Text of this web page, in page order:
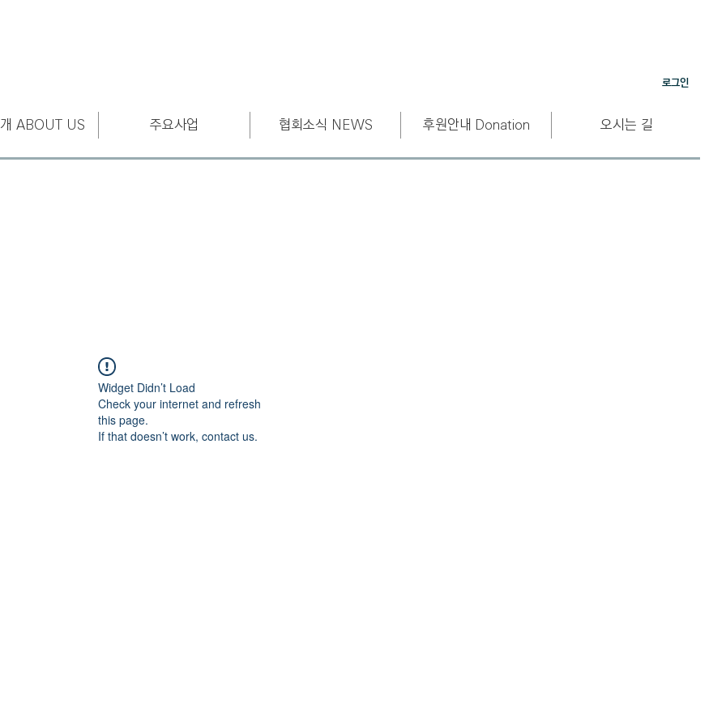
ABOUT US 주요사업 협회소식 NEWS 후원안내 Donation 오시는 길
로그인
Widget Didn’t Load
Check your internet and refresh
this page.
If that doesn’t work, contact us.